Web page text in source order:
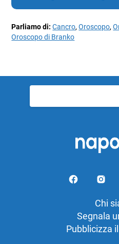
Parliamo di:Cancro,Oroscopo,
Oroscopo di Branko
per:
Chi
Segnala
Pubblicizza